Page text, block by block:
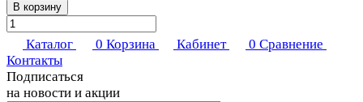
В корзину
Каталог 0 Корзина Кабинет 0 Сравнение
Контакты
Подписаться
на новости и акции